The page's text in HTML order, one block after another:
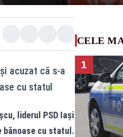
acuzat că s-a
cu statul
liderul PSD Iași
cu statul.
CELE
1